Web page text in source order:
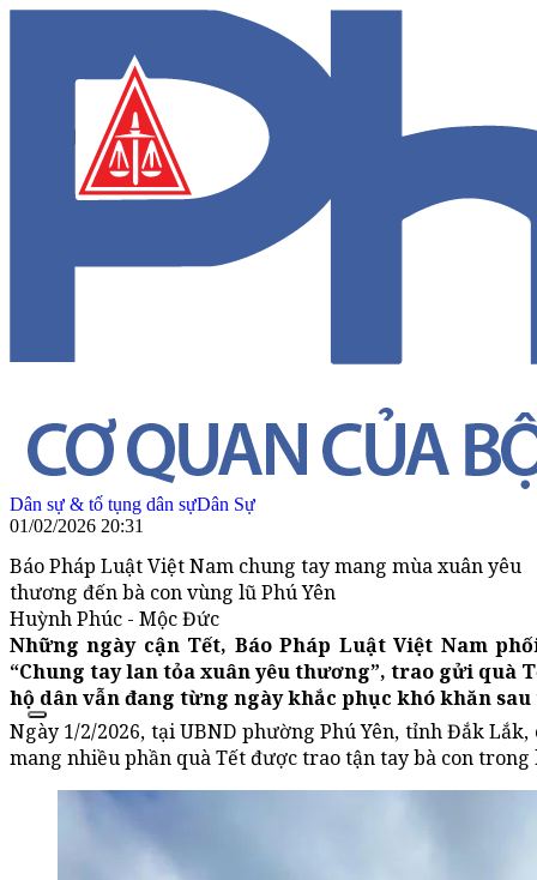
Dân sự & tố tụng dân sựDân Sự
01/02/2026 20:31
Báo Pháp Luật Việt Nam chung tay mang mùa xuân yêu
thương đến bà con vùng lũ Phú Yên
Huỳnh Phúc - Mộc Đức
Những ngày cận Tết, Báo Pháp Luật Việt Nam
“Chung tay lan tỏa xuân yêu thương”, trao gửi quà
hộ dân vẫn đang từng ngày khắc phục khó khăn
Ngày 1/2/2026, tại UBND phường Phú Yên, tỉnh Đắk
mang nhiều phần quà Tết được trao tận tay bà con